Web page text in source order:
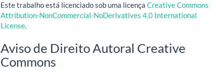
Este trabalho está licenciado sob uma licençaCreative Commons
Attribution-NonCommercial-NoDerivatives 4.0 International
License.
Aviso de Direito Autoral Creative
Commons